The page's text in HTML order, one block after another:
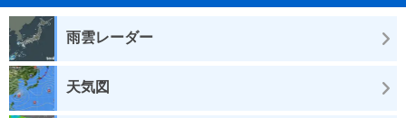
雨雲レーダー
天気図